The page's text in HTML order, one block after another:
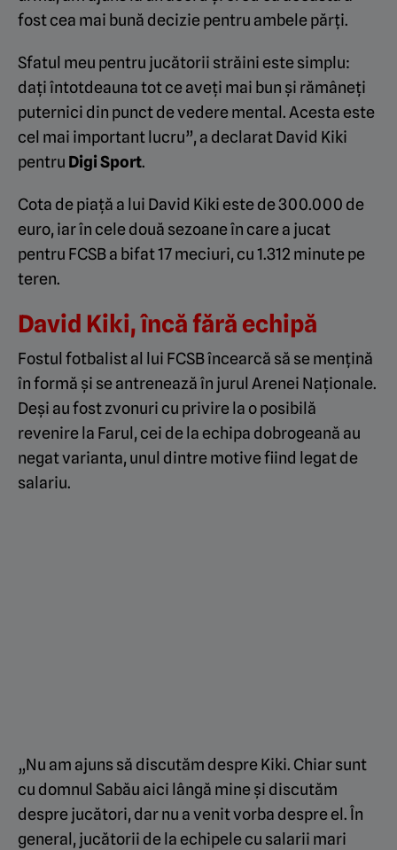
fost cea mai bună decizie pentru ambele părți.
Sfatul meu pentru jucătorii străini este simplu:
dați întotdeauna tot ce aveți mai bun și rămâneți
puternici din punct de vedere mental. Acesta este
cel mai important lucru”, a declarat David Kiki
pentru Digi Sport.
Cota de piață a lui David Kiki este de 300.000 de
euro, iar în cele două sezoane în care a jucat
pentru FCSB a bifat 17 meciuri, cu 1.312 minute pe
teren.
David Kiki, încă fără echipă
Fostul fotbalist al lui FCSB încearcă să se mențină
în formă și se antrenează în jurul Arenei Naționale.
Deși au fost zvonuri cu privire la o posibilă
revenire la Farul, cei de la echipa dobrogeană au
negat varianta, unul dintre motive fiind legat de
salariu.
„Nu am ajuns să discutăm despre Kiki. Chiar sunt
cu domnul Sabău aici lângă mine și discutăm
despre jucători, dar nu a venit vorba despre el. În
general, jucătorii de la echipele cu salarii mari